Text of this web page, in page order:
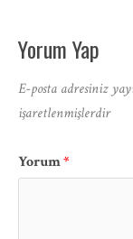
Yorum Yap
E-posta adresiniz
işaretlenmişlerdir
Yorum*